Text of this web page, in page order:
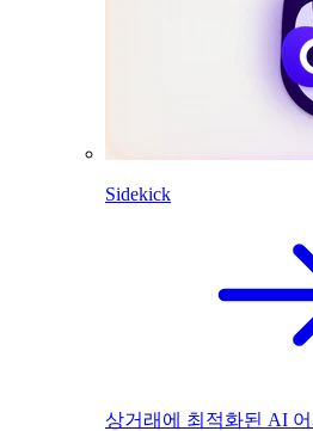
Sidekick
상거래에 최적화된 AI